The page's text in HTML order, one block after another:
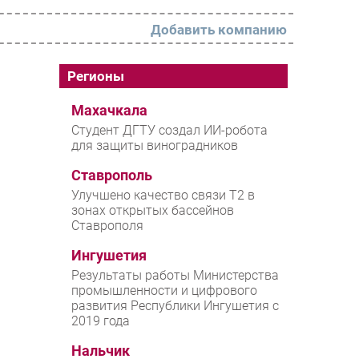
РАЗДЕЛЫ
Новости
Аналитика
Мероприятия
Проекты
IT класс
Тестовый стенд
Каталог компаний
Добавить компанию
Регионы
Махачкала
Студент ДГТУ создал ИИ-робота
для защиты виноградников
Ставрополь
Улучшено качество связи T2 в
зонах открытых бассейнов
Ставрополя
Ингушетия
Результаты работы Министерства
промышленности и цифрового
развития Республики Ингушетия с
2019 года
Нальчик